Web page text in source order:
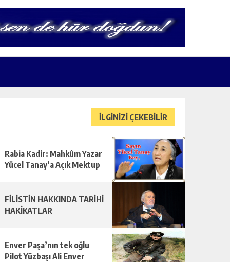
İLGİNİZİ ÇEKEBİLİR
Rabia Kadir: Mahkûm Yazar
Yücel Tanay’a Açık Mektup
FİLİSTİN HAKKINDA TARİHİ
HAKİKATLAR
Enver Paşa’nın tek oğlu
Pilot Yüzbaşı Ali Enver